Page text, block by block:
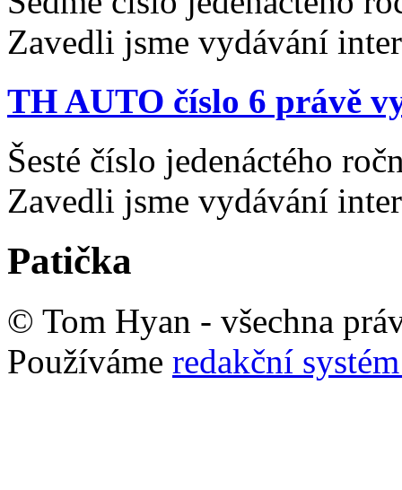
Zavedli jsme vydávání
TH AUTO číslo 6 právě
Šesté číslo jedenáctého
Zavedli jsme vydávání
Patička
© Tom Hyan - všechna
Používáme redakční